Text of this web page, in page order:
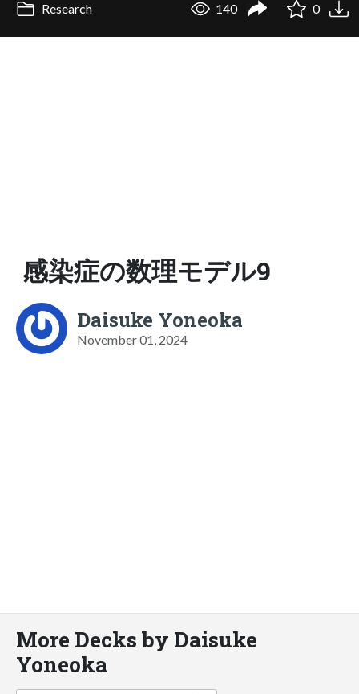
Research 140 0
感染症の数理モデル9
Daisuke Yoneoka
November 01, 2024
More Decks by Daisuke
Yoneoka